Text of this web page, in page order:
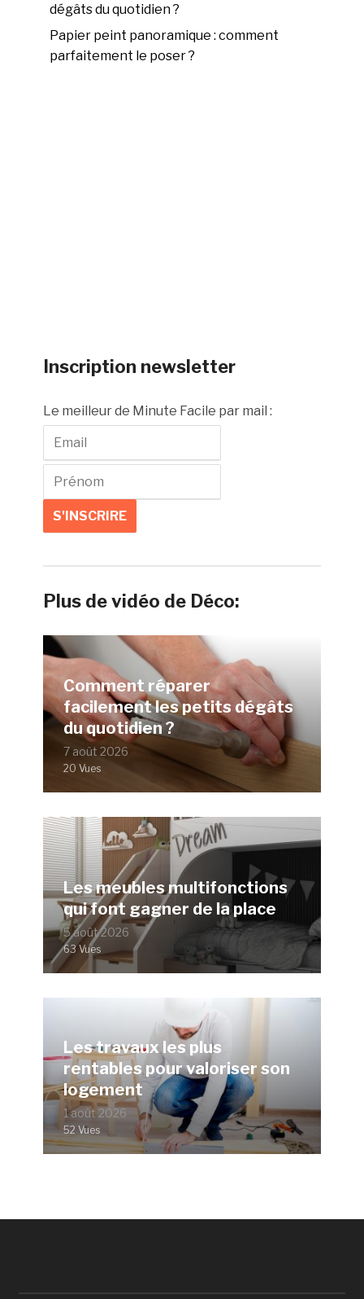
dégâts du quotidien ?
Papier peint panoramique : comment
parfaitement le poser ?
Inscription newsletter
Le meilleur de Minute Facile par mail :
Plus de vidéo de Déco:
Comment réparer
facilement les petits dégâts
du quotidien ?
7 août 2026
20 Vues
Les meubles multifonctions
qui font gagner de la place
5 août 2026
63 Vues
Les travaux les plus
rentables pour valoriser son
logement
1 août 2026
52 Vues